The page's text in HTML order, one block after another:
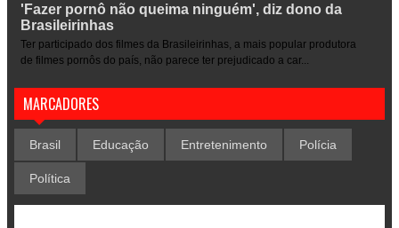
'Fazer pornô não queima ninguém', diz dono da
Brasileirinhas
Ter participado dos filmes da Brasileirinhas, a mais popular produtora
de filmes pornôs do país, não parece ter prejudicado a car...
MARCADORES
Brasil Educação Entretenimento Polícia
Política